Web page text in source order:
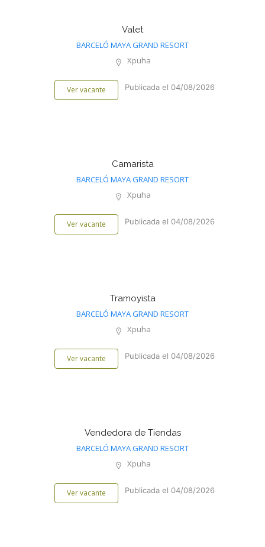
Valet
BARCELÓ MAYA GRAND RESORT
Xpuha
Ver vacante Publicada el 04/08/2026
Camarista
BARCELÓ MAYA GRAND RESORT
Xpuha
Ver vacante Publicada el 04/08/2026
Tramoyista
BARCELÓ MAYA GRAND RESORT
Xpuha
Ver vacante Publicada el 04/08/2026
Vendedora de Tiendas
BARCELÓ MAYA GRAND RESORT
Xpuha
Ver vacante Publicada el 04/08/2026